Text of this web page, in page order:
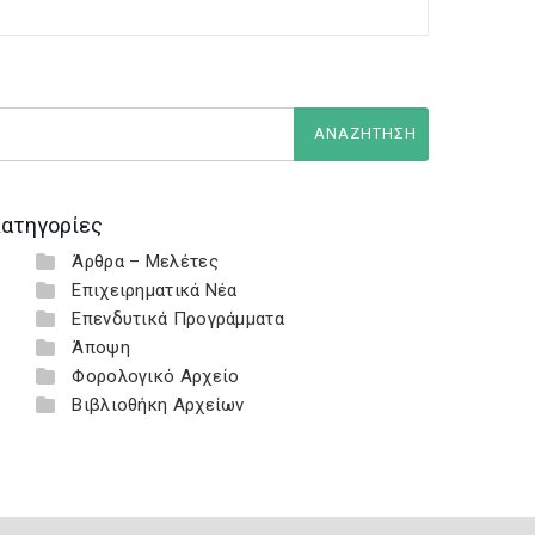
Άρθρα – Μελέτες
Επιχειρηματικά Νέα
Επενδυτικά Προγράμματα
Άποψη
Φορολογικό Αρχείο
Βιβλιοθήκη Αρχείων